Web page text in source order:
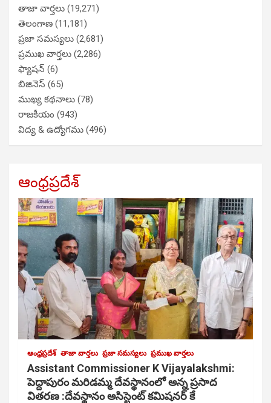
తాజా వార్తలు (19,271)
తెలంగాణ (11,181)
ప్రజా సమస్యలు (2,681)
ప్రముఖ వార్తలు (2,286)
ఫ్యాషన్ (6)
బిజినెస్ (65)
ముఖ్య కథనాలు (78)
రాజకీయం (943)
విద్య & ఉద్యోగము (496)
ఆంధ్రప్రదేశ్
ఆంధ్రప్రదేశ్ తాజా వార్తలు ప్రజా సమస్యలు ప్రముఖ వార్తలు
Assistant Commissioner K Vijayalakshmi:
పెద్దాపురం మరిడమ్మ దేవస్థానంలో అన్న ప్రసాద
వితరణ :దేవస్థానం అసిస్టెంట్ కమిషనర్ కే